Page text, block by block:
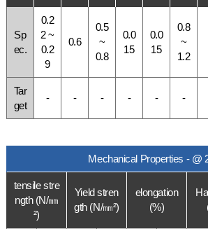
Sp
ec.
0.2
2 ~
0.2
9
0.6
0.5
~
0.8
0.0
15
0.0
15
0.8
~
1.2
Tar
get
- - - - - -
Mechanical Properties - @
tensile stre
ngth (N/㎜
²)
Yield stren
gth (N/㎜²)
elongation
(%)